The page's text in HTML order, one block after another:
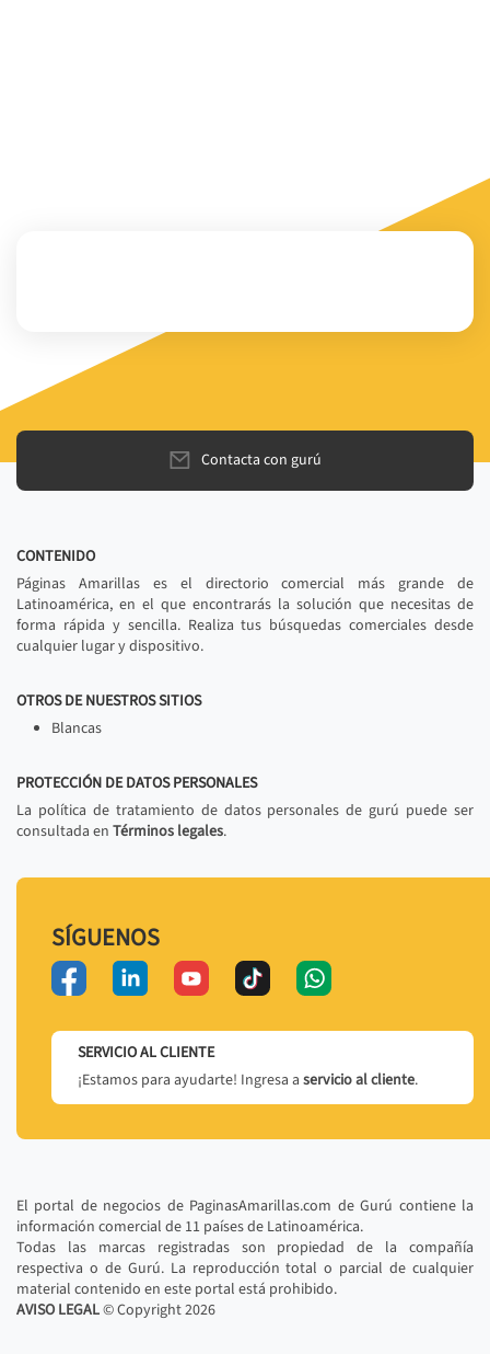
Contacta con gurú
CONTENIDO
Páginas Amarillas es el directorio comercial más grande de
Latinoamérica, en el que encontrarás la solución que necesitas de
forma rápida y sencilla. Realiza tus búsquedas comerciales desde
cualquier lugar y dispositivo.
OTROS DE NUESTROS SITIOS
Blancas
PROTECCIÓN DE DATOS PERSONALES
La política de tratamiento de datos personales de gurú puede ser
consultada en Términos legales.
SÍGUENOS
SERVICIO AL CLIENTE
¡Estamos para ayudarte! Ingresa a servicio al cliente.
El portal de negocios de PaginasAmarillas.com de Gurú contiene la
información comercial de 11 países de Latinoamérica.
Todas las marcas registradas son propiedad de la compañía
respectiva o de Gurú. La reproducción total o parcial de cualquier
material contenido en este portal está prohibido.
AVISO LEGAL© Copyright2026